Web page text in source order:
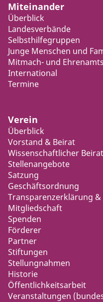
Miteinander
Überblick
Landesverbände
Selbsthilfegruppen
Junge Menschen und
Mitmach- und
International
Termine
Verein
Überblick
Vorstand & Beirat
Wissenschaftlicher Beirat
Stellenangebote
Satzung
Geschäftsordnung
Transparenzerklärung
Mitgliedschaft
Spenden
Förderer
Partner
Stiftungen
Stellungnahmen
Historie
Öffentlichkeitsarbeit
Veranstaltungen